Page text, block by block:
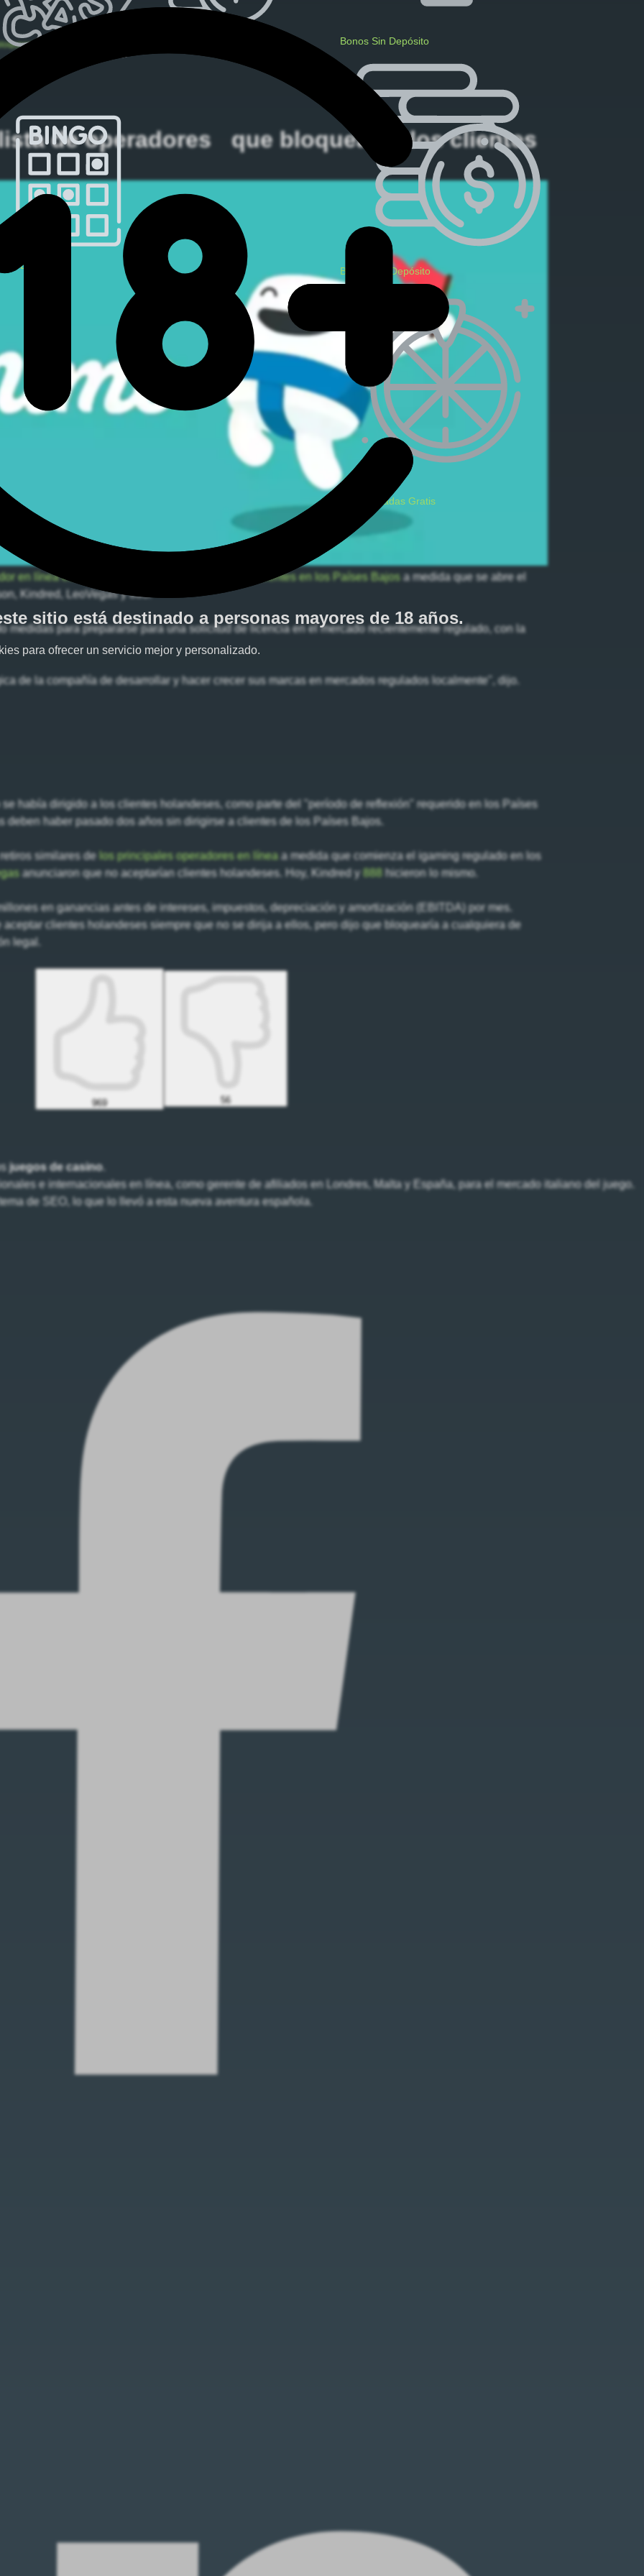
Bingo
Bonos Sin Depósito
Bonos Por Depósito
Bonos Tiradas Gratis
sitio está destinado a personas mayores de 18 años.
para ofrecer un servicio mejor y personalizado.
a los clientes holandeses
de operadores que bloquean a los clientes
en línea en dejar de ofrecer sus servicios a los clientes en los Países Bajos a medida que se abre el
Kindred, LeoVegas y 888.
medidas para prepararse para una solicitud de licencia en el mercado recientemente regulado, con la
de la compañía de desarrollar y hacer crecer sus marcas en mercados regulados localmente", dijo.
había dirigido a los clientes holandeses, como parte del "período de reflexión" requerido en los Países
deben haber pasado dos años sin dirigirse a clientes de los Países Bajos.
similares de los principales operadores en líneaa medida que comienza el igaming regulado en los
anunciaron que no aceptarían clientes holandeses. Hoy, Kindred y 888 hicieron lo mismo.
en ganancias antes de intereses, impuestos, depreciación y amortización (EBITDA) por mes.
clientes holandeses siempre que no se dirija a ellos, pero dijo que bloquearía a cualquiera de
legal.
969 56
juegos de casino.
e internacionales en línea, como gerente de afiliados en Londres, Malta y España, para el mercado italiano del juego.
de SEO, lo que lo llevó a esta nueva aventura española.